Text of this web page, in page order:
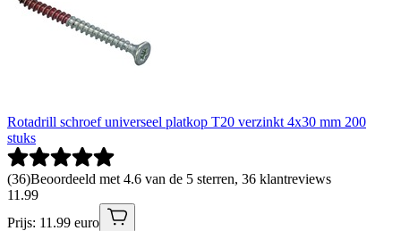
Rotadrill schroef universeel platkop T20 verzinkt 4x30 mm 200
stuks
(36)Beoordeeld met 4.6 van de 5 sterren, 36 klantreviews
11 .99
Prijs: 11.99 euro